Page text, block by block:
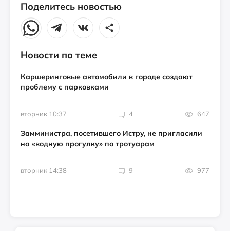
Поделитесь новостью
Новости по теме
Каршеринговые автомобили в городе создают
проблему с парковками
вторник 10:37 4 647
Замминистра, посетившего Истру, не пригласили
на «водную прогулку» по тротуарам
вторник 14:38 9 977